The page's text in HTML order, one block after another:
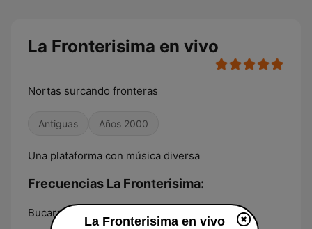
La Fronterisima en vivo
Nortas surcando fronteras
Antiguas Años 2000
Una plataforma con música diversa
Frecuencias La Fronterisima:
Bucaramanga:
La Fronterisima en vivo